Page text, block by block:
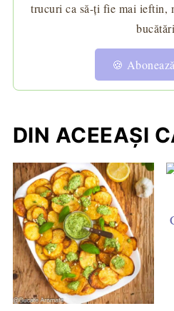
trucuri ca să-ți fie mai ieftin,
🍪
DIN ACEEAȘI